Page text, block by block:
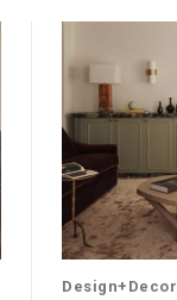
Design+Decor